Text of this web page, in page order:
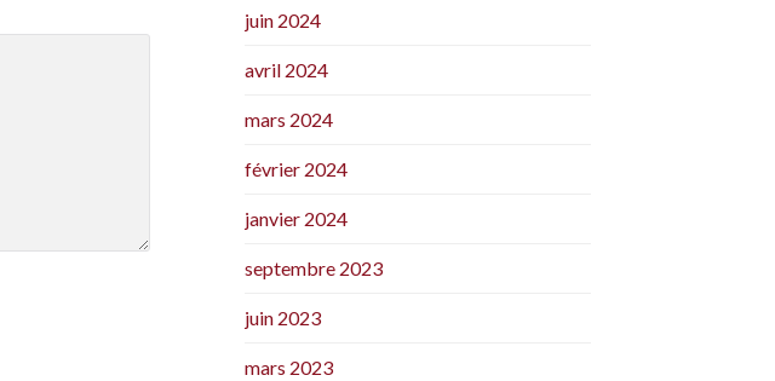
juin 2024
avril 2024
mars 2024
février 2024
janvier 2024
septembre 2023
juin 2023
mars 2023